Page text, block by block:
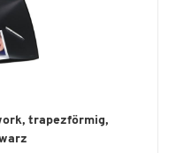
trapezförmig,